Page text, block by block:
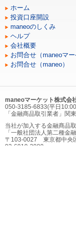
ホーム
投資口座開設
maneoのしくみ
ヘルプ
会社概要
お問合せ（maneoマー
お問合せ（maneo）
maneoマーケット株式会
050-3185-6833(平日
「金融商品取引業者」関
当社が加入する金融商品
「一般社団法人第二種金
〒103-0027 東京都中央
03-6910-3980